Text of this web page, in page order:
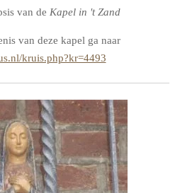
van de Kapel in 't Zand
van deze kapel ga naar
kruis.php?kr=4493